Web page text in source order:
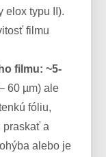
elox typu II).
filmu
filmu: ~5-
60 µm) ale
fóliu,
praskať a
alebo je